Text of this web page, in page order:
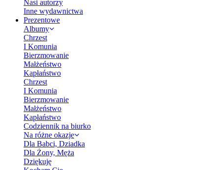
Nasi autorzy
Inne wydawnictwa
Prezentowe
Albumy
Chrzest
I Komunia
Bierzmowanie
Małżeństwo
Kapłaństwo
Chrzest
I Komunia
Bierzmowanie
Małżeństwo
Kapłaństwo
Codziennik na biurko
Na różne okazje
Dla Babci, Dziadka
Dla Żony, Męża
Dziękuję